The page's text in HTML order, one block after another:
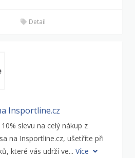
Detail
Insportline.cz
slevu na celý nákup z
na Insportline.cz, ušetříte při
které vás udrží ve... Více